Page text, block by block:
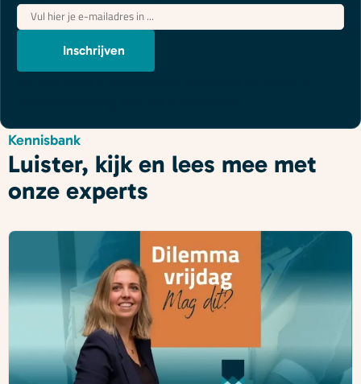
E-
mailadres*
Inschrijven
Kennisbank
Luister, kijk en lees mee met
onze experts